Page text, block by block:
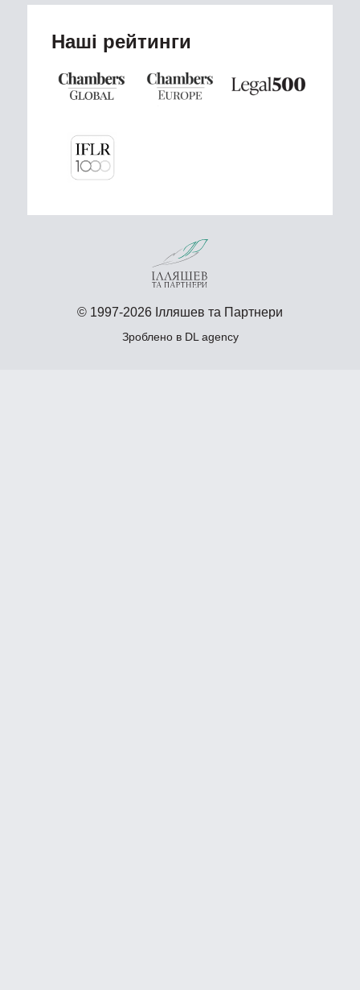
Наші рейтинги
© 1997-2026 Ілляшев та Партнери
Зроблено в DL agency